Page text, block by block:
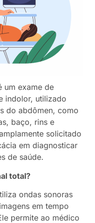
um exame de
indolor, utilizado
do abdômen, como
baço, rins e
solicitado
em diagnosticar
de saúde.
total?
ondas sonoras
em tempo
permite ao médico